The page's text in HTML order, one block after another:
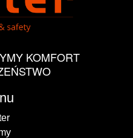
KOMFORT